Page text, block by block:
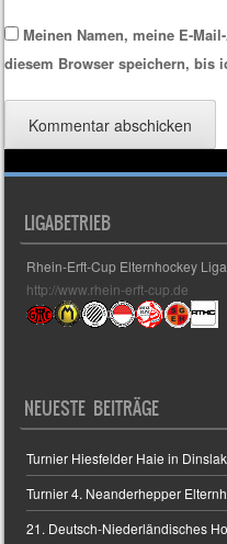
Meinen Namen, meine E-
diesem Browser speichern, bis
LIGABETRIEB
Rhein-Erft-Cup Elternhockey Liga
http://www.rhein-erft-cup.de
NEUESTE BEITRÄGE
Turnier Hiesfelder Haie in
Turnier 4. Neanderhepper
21. Deutsch-Niederländisches